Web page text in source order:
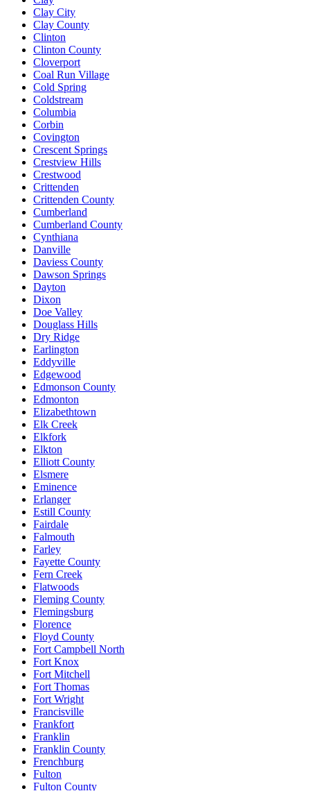
Clay City
Clay County
Clinton
Clinton County
Cloverport
Coal Run Village
Cold Spring
Coldstream
Columbia
Corbin
Covington
Crescent Springs
Crestview Hills
Crestwood
Crittenden
Crittenden County
Cumberland
Cumberland County
Cynthiana
Danville
Daviess County
Dawson Springs
Dayton
Dixon
Doe Valley
Douglass Hills
Dry Ridge
Earlington
Eddyville
Edgewood
Edmonson County
Edmonton
Elizabethtown
Elk Creek
Elkfork
Elkton
Elliott County
Elsmere
Eminence
Erlanger
Estill County
Fairdale
Falmouth
Farley
Fayette County
Fern Creek
Flatwoods
Fleming County
Flemingsburg
Florence
Floyd County
Fort Campbell North
Fort Knox
Fort Mitchell
Fort Thomas
Fort Wright
Francisville
Frankfort
Franklin
Franklin County
Frenchburg
Fulton
Fulton County